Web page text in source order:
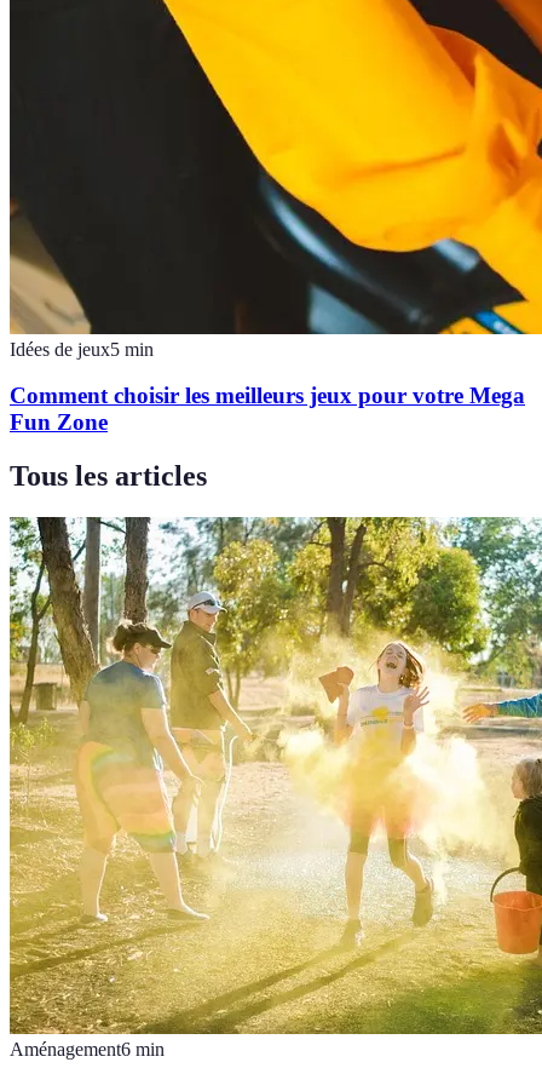
Idées de jeux5 min
Comment choisir les meilleurs jeux pour votre Mega
Fun Zone
Tous les articles
Aménagement6 min